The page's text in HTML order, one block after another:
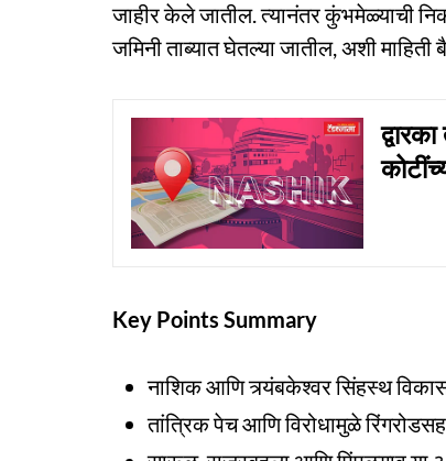
जाहीर केले जातील. त्यानंतर कुंभमेळ्याची
जमिनी ताब्यात घेतल्या जातील, अशी
Key Points Summary
नाशिक आणि त्र्यंबकेश्वर सिंहस्थ
तांत्रिक पेच आणि विरोधामुळे